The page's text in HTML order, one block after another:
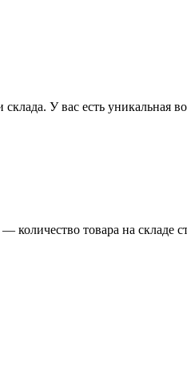
У вас есть уникальная
товара на складе